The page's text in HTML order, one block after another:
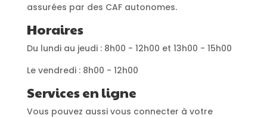
assurées par des CAF autonomes.
Horaires
Du lundi au jeudi : 8h00 - 12h00 et 13h00 - 15h00
Le vendredi : 8h00 - 12h00
Services en ligne
Vous pouvez aussi vous connecter à votre